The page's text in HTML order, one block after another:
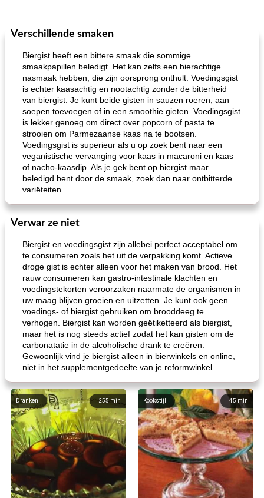
Verschillende smaken
Biergist heeft een bittere smaak die sommige
smaakpapillen beledigt. Het kan zelfs een bierachtige
nasmaak hebben, die zijn oorsprong onthult. Voedingsgist
is echter kaasachtig en nootachtig zonder de bitterheid
van biergist. Je kunt beide gisten in sauzen roeren, aan
soepen toevoegen of in een smoothie gieten. Voedingsgist
is lekker genoeg om direct over popcorn of pasta te
strooien om Parmezaanse kaas na te bootsen.
Voedingsgist is superieur als u op zoek bent naar een
veganistische vervanging voor kaas in macaroni en kaas
of nacho-kaasdip. Als je gek bent op biergist maar
beledigd bent door de smaak, zoek dan naar ontbitterde
variëteiten.
Verwar ze niet
Biergist en voedingsgist zijn allebei perfect acceptabel om
te consumeren zoals het uit de verpakking komt. Actieve
droge gist is echter alleen voor het maken van brood. Het
rauw consumeren kan gastro-intestinale klachten en
voedingstekorten veroorzaken naarmate de organismen in
uw maag blijven groeien en uitzetten. Je kunt ook geen
voedings- of biergist gebruiken om brooddeeg te
verhogen. Biergist kan worden geëtiketteerd als biergist,
maar het is nog steeds actief zodat het kan gisten om de
carbonatatie in de alcoholische drank te creëren.
Gewoonlijk vind je biergist alleen in bierwinkels en online,
niet in het supplementgedeelte van je reformwinkel.
255min
Dranken 45 min
Kookstijl